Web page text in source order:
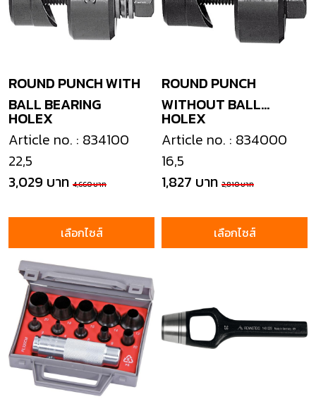
HOLEX
ROUND PUNCH WITH
BALL BEARING
Article no. : 834100
22,5
3,029 บาท 4,660 บาท
เลือกไซส์
HOLEX
ROUND PUNCH
WITHOUT BALL
BEARING
Article no. : 834000
16,5
1,827 บาท 2,810 บาท
เลือกไซส์